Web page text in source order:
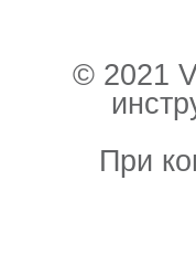
© 2021
При